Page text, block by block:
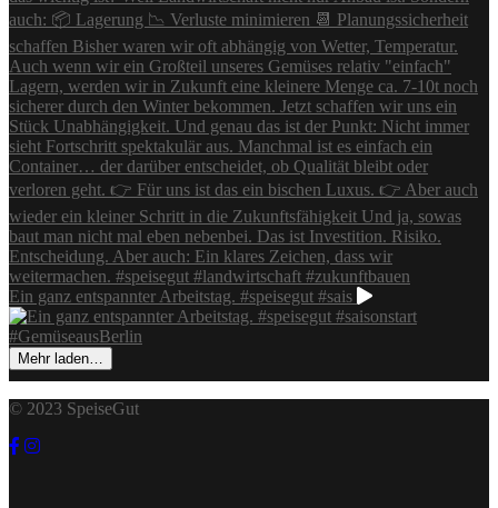
Ein ganz entspannter Arbeitstag. #speisegut #sais
Mehr laden…
© 2023 SpeiseGut